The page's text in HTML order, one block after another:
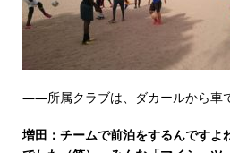
――所属クラブは、ダカールから車
増田：チームで前泊をするんです